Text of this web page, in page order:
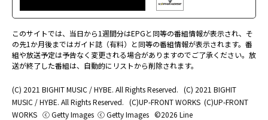
このサイトでは、当日から1週間分はEPGと同等の番組情報が表示され、そ
の先1か月後まではガイド誌（有料）と同等の番組情報が表示されます。番
組や放送予定は予告なく変更される場合がありますのでご了承ください。放
送が終了した番組は、自動的にリストから削除されます。
(C) 2021 BIGHIT MUSIC / HYBE. All Rights Reserved. (C) 2021 BIGHIT
MUSIC / HYBE. All Rights Reserved. (C)UP-FRONT WORKS (C)UP-FRONT
WORKS ⓒ Getty Images ⓒ Getty Images ©2026 Line